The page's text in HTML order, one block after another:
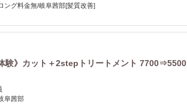
ング料金無/岐阜茜部[髪質改善]
験》カット＋2stepトリートメント 7700⇒5500
阜茜部